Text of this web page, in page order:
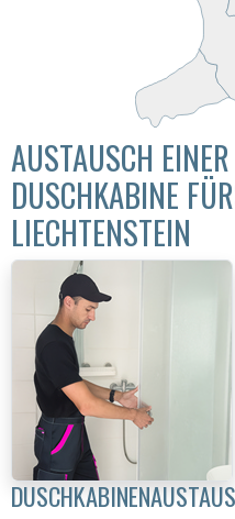
AUSTAUSCH EINER
DUSCHKABINE
LIECHTENSTEIN